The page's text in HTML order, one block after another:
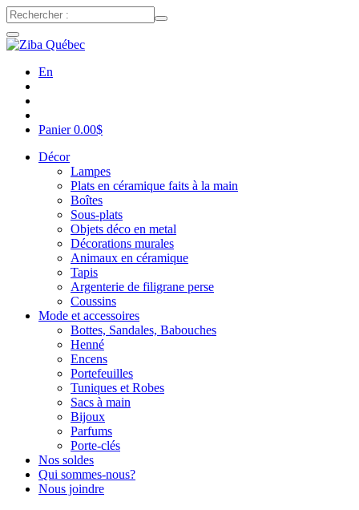
En
Panier0.00$
Décor
Lampes
Plats en céramique faits à la main
Boîtes
Sous-plats
Objets déco en metal
Décorations murales
Animaux en céramique
Tapis
Argenterie de filigrane perse
Coussins
Mode et accessoires
Bottes, Sandales, Babouches
Henné
Encens
Portefeuilles
Tuniques et Robes
Sacs à main
Bijoux
Parfums
Porte-clés
Nos soldes
Qui sommes-nous?
Nous joindre